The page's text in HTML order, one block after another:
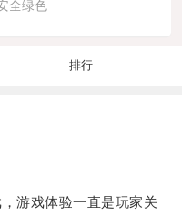
全绿色
排行
游戏体验一直是玩家关